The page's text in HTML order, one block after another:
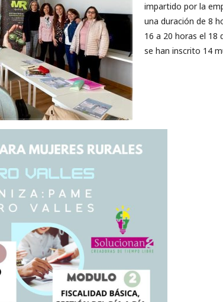
impartido por la
una duración de 8
16 a 20 horas el 18
se han inscrito 14